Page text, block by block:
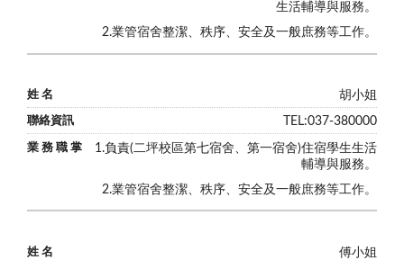
生活輔導與服務。
2.業管宿舍整潔、秩序、安全及一般庶務等工作。
胡小姐
TEL:037-380000
1.負責( 二坪校區第七宿舍、第一宿舍)住宿學生生活
輔導與服務。
2.業管宿舍整潔、秩序、安全及一般庶務等工作。
傅小姐